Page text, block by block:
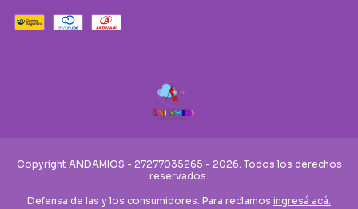
Copyright ANDAMIOS - 27277035265 - 2026. Todos los derechos
reservados.
Defensa de las y los consumidores. Para reclamos ingresá acá.